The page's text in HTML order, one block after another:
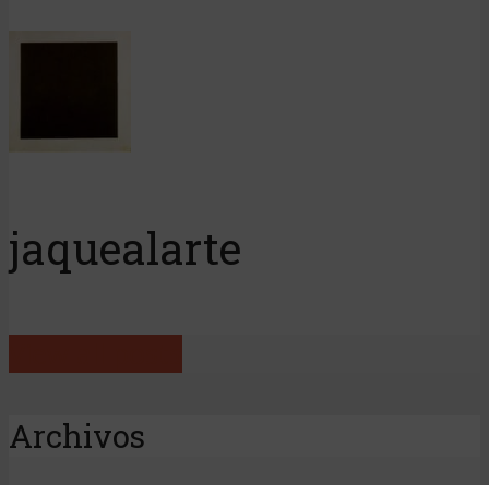
jaquealarte
Archivos